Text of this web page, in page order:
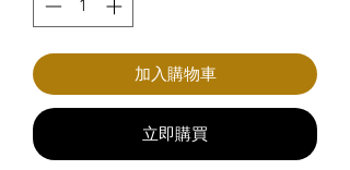
加入購物車
立即購買